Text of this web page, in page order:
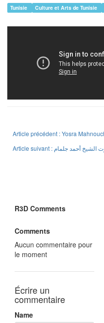
Tunisie Culture et Arts de Tunisie
R3D Comments
Comments
Aucun commentaire pour
le moment
Écrire un
commentaire
Name